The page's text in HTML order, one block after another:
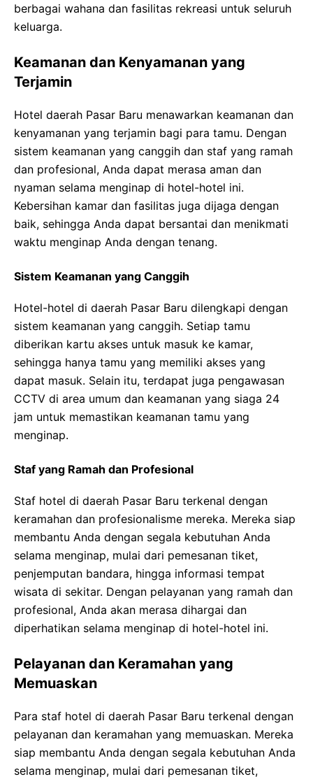
berbagai wahana dan fasilitas rekreasi untuk seluruh
keluarga.
Keamanan dan Kenyamanan yang
Terjamin
Hotel daerah Pasar Baru menawarkan keamanan dan
kenyamanan yang terjamin bagi para tamu. Dengan
sistem keamanan yang canggih dan staf yang ramah
dan profesional, Anda dapat merasa aman dan
nyaman selama menginap di hotel-hotel ini.
Kebersihan kamar dan fasilitas juga dijaga dengan
baik, sehingga Anda dapat bersantai dan menikmati
waktu menginap Anda dengan tenang.
Sistem Keamanan yang Canggih
Hotel-hotel di daerah Pasar Baru dilengkapi dengan
sistem keamanan yang canggih. Setiap tamu
diberikan kartu akses untuk masuk ke kamar,
sehingga hanya tamu yang memiliki akses yang
dapat masuk. Selain itu, terdapat juga pengawasan
CCTV di area umum dan keamanan yang siaga 24
jam untuk memastikan keamanan tamu yang
menginap.
Staf yang Ramah dan Profesional
Staf hotel di daerah Pasar Baru terkenal dengan
keramahan dan profesionalisme mereka. Mereka siap
membantu Anda dengan segala kebutuhan Anda
selama menginap, mulai dari pemesanan tiket,
penjemputan bandara, hingga informasi tempat
wisata di sekitar. Dengan pelayanan yang ramah dan
profesional, Anda akan merasa dihargai dan
diperhatikan selama menginap di hotel-hotel ini.
Pelayanan dan Keramahan yang
Memuaskan
Para staf hotel di daerah Pasar Baru terkenal dengan
pelayanan dan keramahan yang memuaskan. Mereka
siap membantu Anda dengan segala kebutuhan Anda
selama menginap, mulai dari pemesanan tiket,